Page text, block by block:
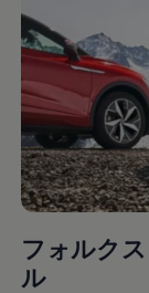
アクセ
お客様
ロイ
フォルク
ル